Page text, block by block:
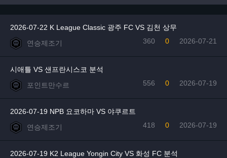
2026-07-22 K League Classic 광주 FC VS 김천 상무
연승제조기
2026-07-21
0
360
시애틀 VS 샌프란시스코 분석
포인트만수르
2026-07-19
0
556
2026-07-19 NPB 요코하마 VS 야쿠르트
연승제조기
2026-07-19
0
418
2026-07-19 K2 League Yongin City VS 화성 FC 분석